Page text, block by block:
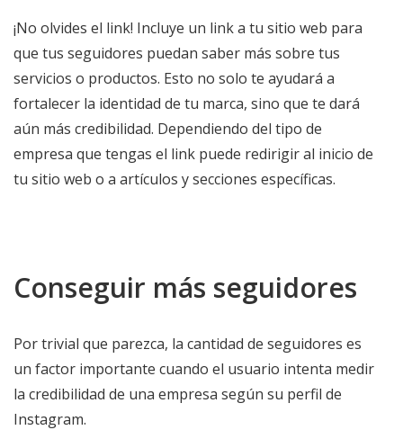
¡No olvides el link! Incluye un link a tu sitio web para
que tus seguidores puedan saber más sobre tus
servicios o productos. Esto no solo te ayudará a
fortalecer la identidad de tu marca, sino que te dará
aún más credibilidad. Dependiendo del tipo de
empresa que tengas el link puede redirigir al inicio de
tu sitio web o a artículos y secciones específicas.
Conseguir más seguidores
Por trivial que parezca, la cantidad de seguidores es
un factor importante cuando el usuario intenta medir
la credibilidad de una empresa según su perfil de
Instagram.